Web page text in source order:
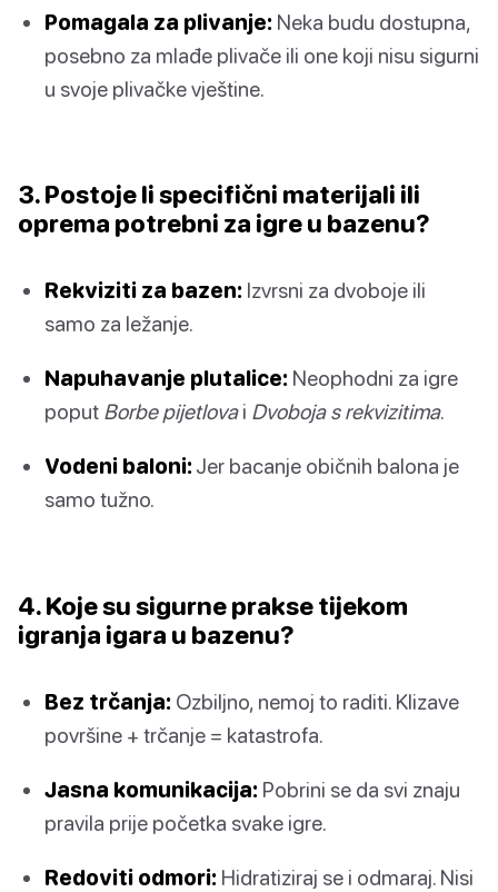
Pomagala za plivanje: Neka budu dostupna,
posebno za mlađe plivače ili one koji nisu sigurni
u svoje plivačke vještine.
3. Postoje li specifični materijali ili
oprema potrebni za igre u bazenu?
Rekviziti za bazen: Izvrsni za dvoboje ili
samo za ležanje.
Napuhavanje plutalice: Neophodni za igre
poput Borbe pijetlovai Dvoboja s rekvizitima.
Vodeni baloni: Jer bacanje običnih balona je
samo tužno.
4. Koje su sigurne prakse tijekom
igranja igara u bazenu?
Bez trčanja: Ozbiljno, nemoj to raditi. Klizave
površine + trčanje = katastrofa.
Jasna komunikacija: Pobrini se da svi znaju
pravila prije početka svake igre.
Redoviti odmori: Hidratiziraj se i odmaraj. Nisi